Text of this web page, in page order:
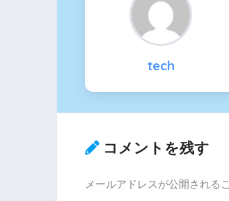
tech
コメントを残す
メールアドレスが公開される